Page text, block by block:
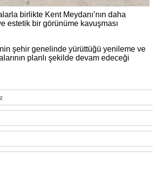
birlikte Kent Meydanı’nın daha
estetik bir görünüme kavuşması
şehir genelinde yürüttüğü yenileme ve
planlı şekilde devam edeceği